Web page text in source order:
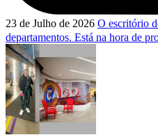
23 de Julho de 2026 O escritório
departamentos. Está na hora de